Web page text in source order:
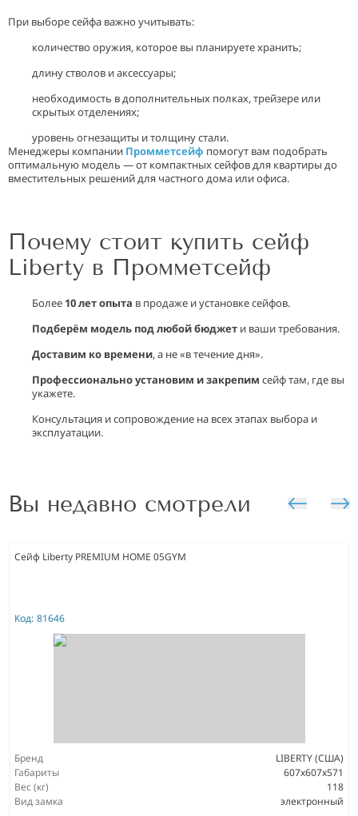
При выборе сейфа важно учитывать:
количество оружия, которое вы планируете хранить;
длину стволов и аксессуары;
необходимость в дополнительных полках, трейзере или
скрытых отделениях;
уровень огнезащиты и толщину стали.
Менеджеры компании Промметсейф помогут вам подобрать
оптимальную модель — от компактных сейфов для квартиры до
вместительных решений для частного дома или офиса.
Почему стоит купить сейф
Liberty в Промметсейф
Более 10 лет опыта в продаже и установке сейфов.
Подберём модель под любой бюджет и ваши требования.
Доставим ко времени, а не «в течение дня».
Профессионально установим и закрепим сейф там, где вы
укажете.
Консультация и сопровождение на всех этапах выбора и
эксплуатации.
Вы недавно смотрели
Сейф Liberty PREMIUM HOME 05GYM
Код: 81646
Бренд
LIBERTY (США)
Габариты
607х607х571
Вес (кг)
118
Вид замка
электронный